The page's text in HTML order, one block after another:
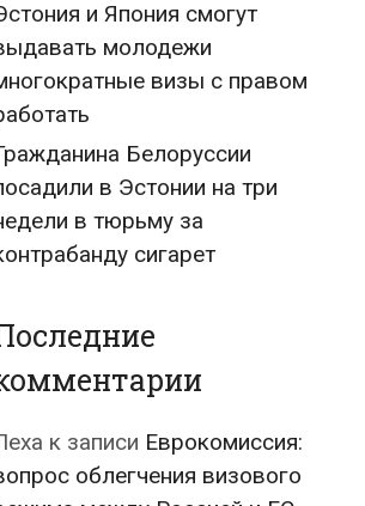
и Япония смогут
молодежи
визы с правом
Белоруссии
в Эстонии на три
в тюрьму за
сигарет
к записи Еврокомиссия:
облегчения визового